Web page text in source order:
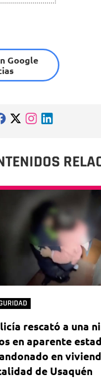
Google
rescató a una
en aparente
en
de Usaquén